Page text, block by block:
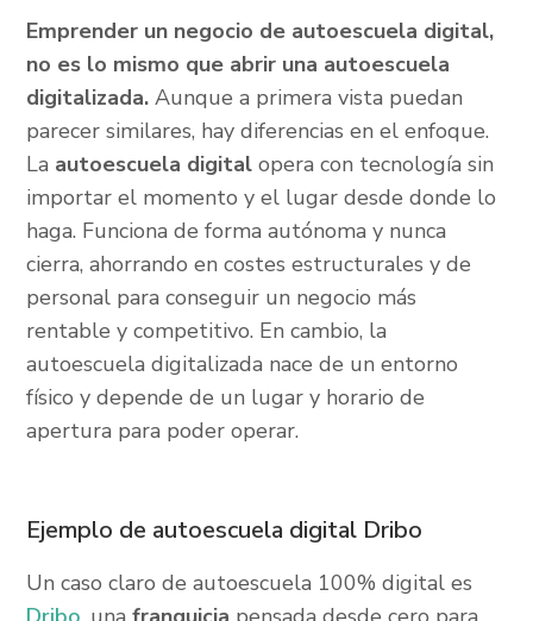
Emprender un negocio de autoescuela digital,
no es lo mismo que abrir una autoescuela
digitalizada. Aunque a primera vista puedan
parecer similares, hay diferencias en el enfoque.
La autoescuela digitalopera con tecnología sin
importar el momento y el lugar desde donde lo
haga. Funciona de forma autónoma y nunca
cierra, ahorrando en costes estructurales y de
personal para conseguir un negocio más
rentable y competitivo. En cambio, la
autoescuela digitalizada nace de un entorno
físico y depende de un lugar y horario de
apertura para poder operar.
Ejemplo de autoescuela digital Dribo
Un caso claro de autoescuela 100% digital es